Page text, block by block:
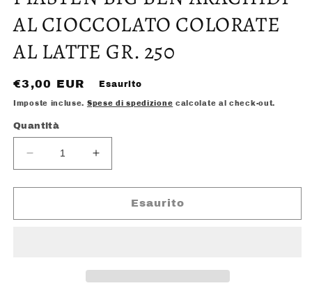
modale
AL CIOCCOLATO COLORATE
AL LATTE GR. 250
Prezzo
di
€3,00 EUR Esaurito
Imposte incluse. Spese di spedizione calcolate al check-out.
Quantità
Diminuisci
quantità
per
BIG
Aumenta
quantità
per
PIASTEN
BIG
Esaurito